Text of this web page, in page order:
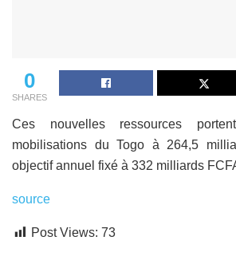
0
SHARES
Ces nouvelles ressources
mobilisations du Togo à 264,5
objectif annuel fixé à 332 milliards
source
Post Views: 73